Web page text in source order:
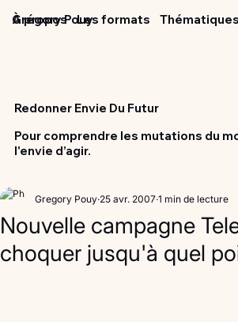
Grégory Pouy
À propos Les formats Thématiques
Redonner Envie Du Futur
Pour comprendre les mutations du
l'envie d’agir.
Nouvelle campagne
choquer jusqu'à quel
Gregory Pouy 25 avr. 2007 1 min de lecture